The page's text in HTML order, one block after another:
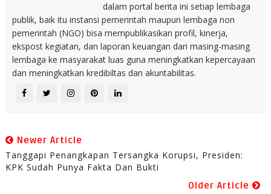
dalam portal berita ini setiap lembaga
publik, baik itu instansi pemerintah maupun lembaga non
pemerintah (NGO) bisa mempublikasikan profil, kinerja,
ekspost kegiatan, dan laporan keuangan dari masing-masing
lembaga ke masyarakat luas guna meningkatkan kepercayaan
dan meningkatkan kredibiltas dan akuntabilitas.
Newer Article
Tanggapi Penangkapan Tersangka Korupsi, Presiden:
KPK Sudah Punya Fakta Dan Bukti
Older Article